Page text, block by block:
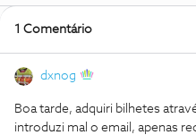
1 Comentário
dxnog
Boa tarde, adquiri bilhetes
introduzi mal o email, apenas